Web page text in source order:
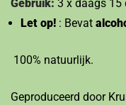
Gebruik: 3 x daags 15
Let op! : Bevat
100% natuurlijk.
Geproduceerd door